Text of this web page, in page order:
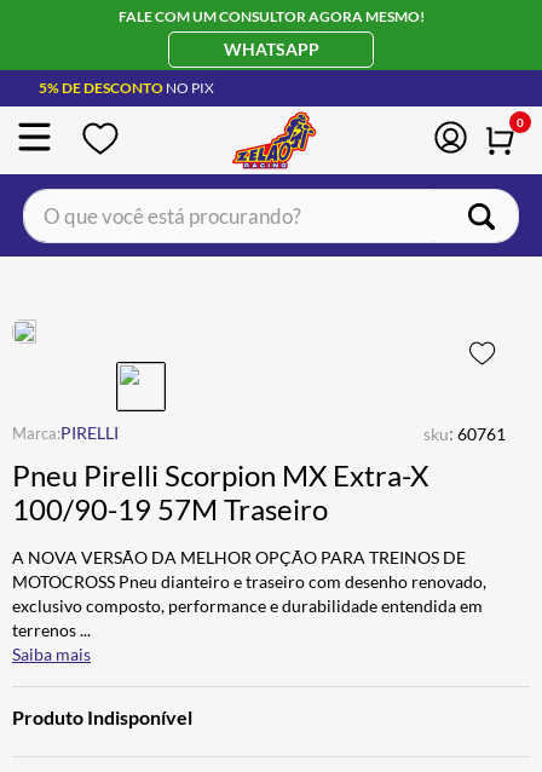
FALE COM UM CONSULTOR AGORA MESMO!
WHATSAPP
5% DE DESCONTO NO PIX
0
O que você está procurando?
PIRELLI sku: 60761
Pneu Pirelli Scorpion MX Extra-X
100/90-19 57M Traseiro
A NOVA VERSÃO DA MELHOR OPÇÃO PARA TREINOS DE
MOTOCROSS Pneu dianteiro e traseiro com desenho renovado,
exclusivo composto, performance e durabilidade entendida em
terrenos...
Saiba mais
Produto Indisponível
JAQUETA
4º ÓCULOS SOLAR
5º LUVA
6º ALPINESTAR
7º BAU
8º CALÇA
10º BOTAS